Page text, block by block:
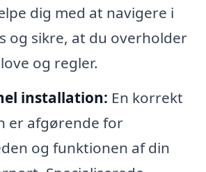
dig med at navigere i
og sikre, at du overholder
og regler.
installation: En korrekt
er afgørende for
og funktionen af din